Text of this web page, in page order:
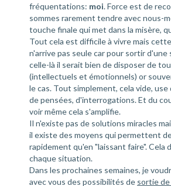
fréquentations: moi. Force est de
sommes rarement tendre avec nous-
touche finale qui met dans la misère,
Tout cela est difficile à vivre mais
n'arrive pas seule car pour sortir
celle-là il serait bien de disposer de
(intellectuels et émotionnels) or
le cas. Tout simplement, cela vide,
de pensées, d'interrogations. Et du
voir même cela s'amplifie.
Il n'existe pas de solutions miracles
il existe des moyens qui permettent
rapidement qu'en "laissant faire". Cela
chaque situation.
Dans les prochaines semaines, je
avec vous des possibilités de sortie de